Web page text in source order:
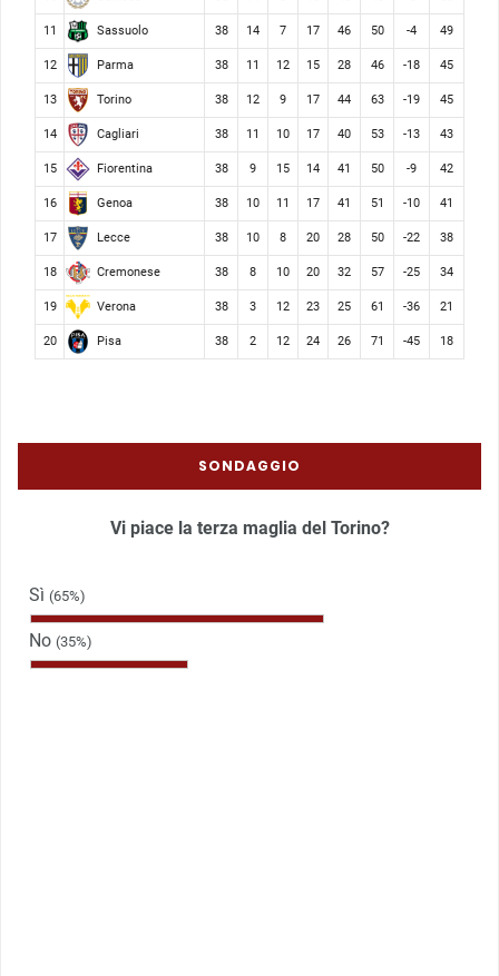
11 Sassuolo 38 14 7 17 46 50 -4 49
12 Parma 38 11 12 15 28 46 -18 45
13 Torino 38 12 9 17 44 63 -19 45
14 Cagliari 38 11 10 17 40 53 -13 43
15 Fiorentina 38 9 15 14 41 50 -9 42
16 Genoa 38 10 11 17 41 51 -10 41
17 Lecce 38 10 8 20 28 50 -22 38
18 Cremonese 38 8 10 20 32 57 -25 34
19 Verona 38 3 12 23 25 61 -36 21
20 Pisa 38 2 12 24 26 71 -45 18
SONDAGGIO
Vi piace la terza maglia del Torino?
Sì (65%)
No (35%)